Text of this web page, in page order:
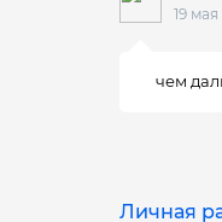
19 мая
чем
Личная